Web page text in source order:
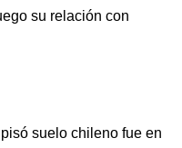
su relación con
suelo chileno fue en